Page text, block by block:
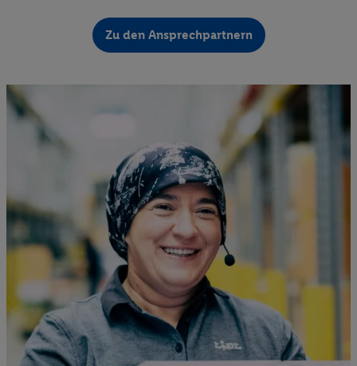
Zu den Ansprechpartnern